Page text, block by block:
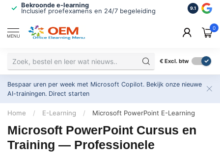
Bekroonde e-learning
Inclusief proefexamens en 24/7 begeleiding
ISO
2.500+
9.1
MENU
0
€ Excl. btw
Bespaar uren per week met Microsoft Copilot. Bekijk onze nieuwe
AI-trainingen. Direct starten
Home / E-Learning / Microsoft PowerPoint E-Learning
Microsoft PowerPoint Cursus en
Training — Professionele